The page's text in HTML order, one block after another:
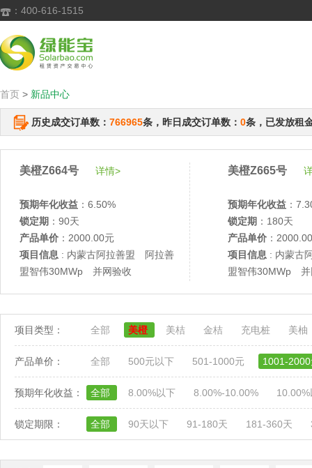
 ：400-616-1515
首页 > 新品中心
历史成交订单数： 766965条，昨日成交订单数： 0条，已发放租
美橙Z664号 详情>
预期年化收益 ：6.50%
锁定期 ：90天
产品单价 ：2000.00元
项目信息 : 内蒙古阿拉善盟 阿拉善
盟智伟30MWp 并网验收
美橙Z665号
预期年化收益 ：
锁定期 ：180天
产品单价 ：
项目信息 : 内蒙古
盟智伟30MWp 并
项目类型： 全部 美橙 美桔 金桔 充电桩 美柚
产品单价： 全部 500元以下 501-1000元 1001-
预期年化收益： 全部 8.00%以下 8.00%-10.00%
锁定期限： 全部 90天以下 91-180天 181-360天